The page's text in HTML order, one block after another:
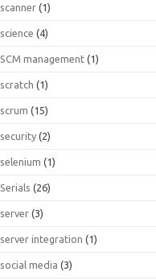
scanner (1)
science (4)
SCM management (1)
scratch (1)
scrum (15)
security (2)
selenium (1)
Serials (26)
server (3)
server integration (1)
social media (3)